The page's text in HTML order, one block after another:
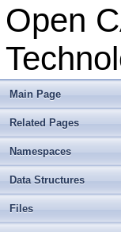
Open
Main Page
Related Pages
Namespaces
Data Structures
Files